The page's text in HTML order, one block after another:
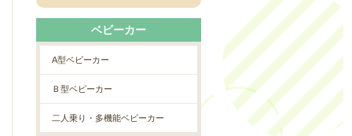
ベビーカー
A型ベビーカー
Ｂ型ベビーカー
二人乗り・多機能ベビーカー